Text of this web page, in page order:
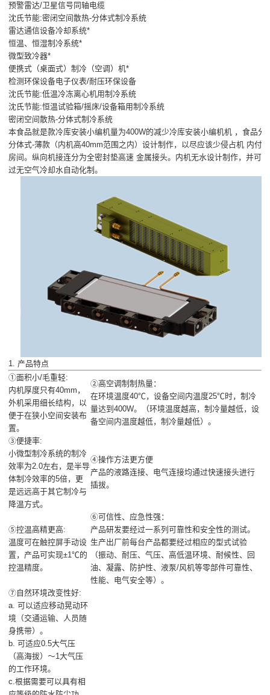
预警雷达/卫星信号同轴电缆
沈氏节能:密闭空间散热-分体式制冷系统
雷达通信设备冷却系统*
恒温、恒湿制冷系统*
微型致冷器*
便携式（桌面式）制冷（空调）机*
检测环保设备电子仪表/耐压环保设备
沈氏节能:低温冷冻离心机用制冷系统
沈氏节能:恒温试验箱/摇床/设备箱用制冷系统
密闭空间散热-分体式制冷系统
本食品就是款冷库安装小编机量为400W的减少冷库安装小编机机 ，食品分
分体式-薄款（内机高40mm范围之内）设计制作，以尽应该少侵占机 内付
房间。纵向机接连分为全密封垫高速 金属接头。内机无水设计制作，并可
过无空气冷却水自动化制。
1. 产品特点
①面积小/毛重轻:
内机厚度只有40mm，
外机采用细长结构，以
便于在狭小空间安装布
置。
②高空调制制热量：
在环境温度40℃，设备空间内温度25℃时，制冷
量达到400W。（环境温度越高，制冷量越低，设
备空间内温度越低，制冷量越低）。
③便捷率:
小微型制冷系统的制冷
效率为2.0左右，是半导
体制冷效率的5倍，更
是远远高于其它制冷与
降温方式。
④操作方法更方便
产品的液路连接、电气连接均通过快速接头进行
插拔。
⑤控温高精更高:
温度可在触控屏手动设
置，产品可实现±1℃的
控温精度。
⑥可信性、应急性强：
产品研发要经过一系列可靠性和安全性的测试。
生产出厂前每台产品都要经过相应的型式试验
（振动、耐压、气压、高低温环境、耐候性、回
油、凝露、防护性、液泵/风机等零部件可靠性、
性能、电气安全等）。
⑦自然环境改变性好:
a. 可以适应移动晃动环
境（交通运输、人员随
身携带）。
b. 可适应0.5大气压
（高海拔）～1大气压
的工作环境。
c.根据需要可以具有相